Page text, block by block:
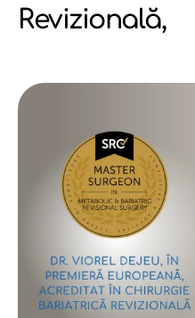
Revizională,